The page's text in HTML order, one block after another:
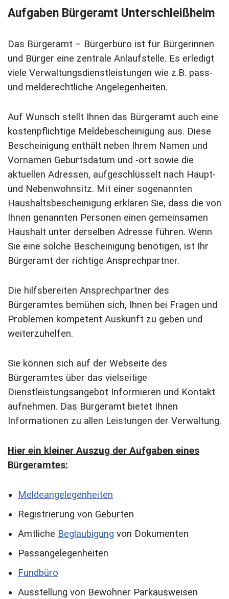
Aufgaben Bürgeramt Unterschleißheim
Das Bürgeramt – Bürgerbüro ist für Bürgerinnen
und Bürger eine zentrale Anlaufstelle. Es erledigt
viele Verwaltungsdienstleistungen wie z.B. pass-
und melderechtliche Angelegenheiten.
Auf Wunsch stellt Ihnen das Bürgeramt auch eine
kostenpflichtige Meldebescheinigung aus. Diese
Bescheinigung enthält neben Ihrem Namen und
Vornamen Geburtsdatum und -ort sowie die
aktuellen Adressen, aufgeschlüsselt nach Haupt-
und Nebenwohnsitz. Mit einer sogenannten
Haushaltsbescheinigung erklären Sie, dass die von
Ihnen genannten Personen einen gemeinsamen
Haushalt unter derselben Adresse führen. Wenn
Sie eine solche Bescheinigung benötigen, ist Ihr
Bürgeramt der richtige Ansprechpartner.
Die hilfsbereiten Ansprechpartner des
Bürgeramtes bemühen sich, Ihnen bei Fragen und
Problemen kompetent Auskunft zu geben und
weiterzuhelfen.
Sie können sich auf der Webseite des
Bürgeramtes über das vielseitige
Dienstleistungsangebot Informieren und Kontakt
aufnehmen. Das Bürgeramt bietet Ihnen
Informationen zu allen Leistungen der Verwaltung.
Hier ein kleiner Auszug der Aufgaben eines
Bürgeramtes:
Meldeangelegenheiten
Registrierung von Geburten
Amtliche Beglaubigung von Dokumenten
Passangelegenheiten
Fundbüro
Ausstellung von Bewohner Parkausweisen